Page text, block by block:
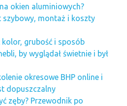
okien aluminiowych?
montaż i koszty
kolor, grubość i sposób
by wyglądał świetnie i był
okresowe BHP online i
dopuszczalny
zęby? Przewodnik po